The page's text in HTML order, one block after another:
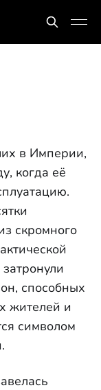
в Империи,
когда её
скромного
способных
жителей и
символом